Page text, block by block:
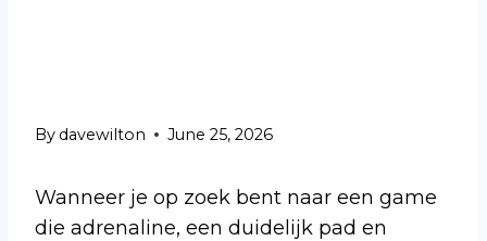
By davewilton June 25, 2026
Wanneer je op zoek bent naar een game
die adrenaline, een duidelijk pad en